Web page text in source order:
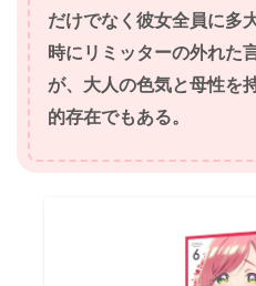
だけでなく彼女全員に多
時にリミッターの外れた
が、大人の色気と母性を
的存在でもある。